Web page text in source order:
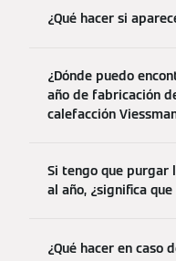
¿Qué hacer si
¿Dónde puedo
año de fabricación
calefacción
Si tengo que purgar
al año, ¿significa
¿Qué hacer en caso